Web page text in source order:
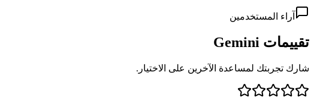
آراء المستخدمين
تقييمات Gemini
شارك تجربتك لمساعدة الآخرين على الاختيار.